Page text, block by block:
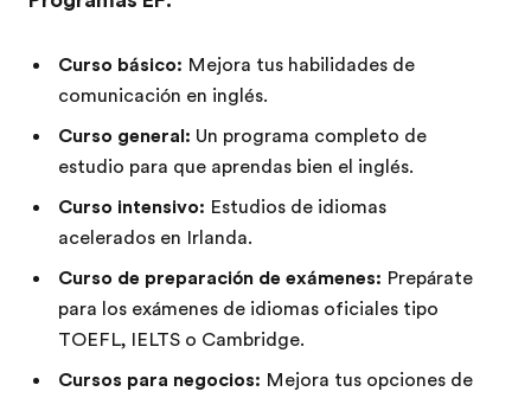
Curso básico: Mejora tus habilidades de
comunicación en inglés.
Curso general: Un programa completo de
estudio para que aprendas bien el inglés.
Curso intensivo: Estudios de idiomas
acelerados en Irlanda.
Curso de preparación de exámenes: Prepárate
para los exámenes de idiomas oficiales tipo
TOEFL, IELTS o Cambridge.
Cursos para negocios: Mejora tus opciones de